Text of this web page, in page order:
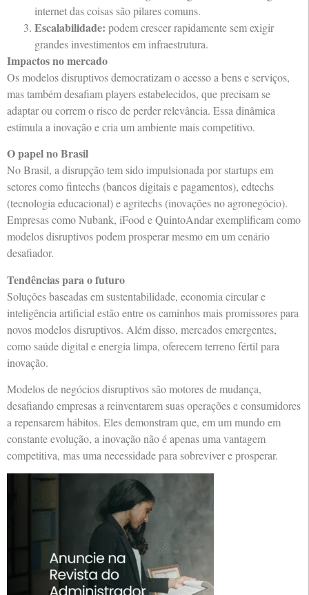
internet das coisas são pilares comuns.
Escalabilidade: podem crescer rapidamente sem exigir
grandes investimentos em infraestrutura.
Impactos no mercado
Os modelos disruptivos democratizam o acesso a bens e serviços,
mas também desafiam players estabelecidos, que precisam se
adaptar ou correm o risco de perder relevância. Essa dinâmica
estimula a inovação e cria um ambiente mais competitivo.
O papel no Brasil
No Brasil, a disrupção tem sido impulsionada por startups em
setores como fintechs (bancos digitais e pagamentos), edtechs
(tecnologia educacional) e agritechs (inovações no agronegócio).
Empresas como Nubank, iFood e QuintoAndar exemplificam como
modelos disruptivos podem prosperar mesmo em um cenário
desafiador.
Tendências para o futuro
Soluções baseadas em sustentabilidade, economia circular e
inteligência artificial estão entre os caminhos mais promissores para
novos modelos disruptivos. Além disso, mercados emergentes,
como saúde digital e energia limpa, oferecem terreno fértil para
inovação.
Modelos de negócios disruptivos são motores de mudança,
desafiando empresas a reinventarem suas operações e consumidores
a repensarem hábitos. Eles demonstram que, em um mundo em
constante evolução, a inovação não é apenas uma vantagem
competitiva, mas uma necessidade para sobreviver e prosperar.